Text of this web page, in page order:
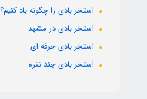
استخر بادی را چگونه باد کنیم؟
استخر بادی در مشهد
استخر بادی حرفه ای
استخر بادی چند نفره